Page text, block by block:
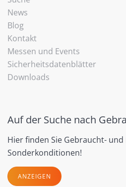
News
Blog
Kontakt
Messen und Events
Sicherheitsdatenblätter
Downloads
Auf der Suche nach
Hier finden Sie Gebraucht- und
Sonderkonditionen!
ANZEIGEN